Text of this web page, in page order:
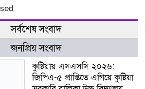
সর্বশেষ সংবাদ
জনপ্রিয় সংবাদ
কুষ্টিয়ায় এসএসসি ২০২৬:
জিপিএ-৫ প্রাপ্তিতে এগিয়ে কুষ্টিয়া